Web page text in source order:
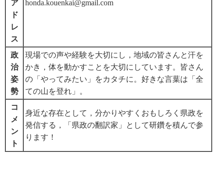
ア
ド
レ
ス
honda.kouenkai@gmail.com
政
治
姿
勢
現場での声や経験を大切にし，地域の皆さんと汗を
かき，体を動かすことを大切にしています。皆さん
の「やってみたい」をカタチに。好きな言葉は「全
ての山を登れ」。
コ
メ
ン
ト
身近な存在として，分かりやすくおもしろく県政を
発信する，「県政の翻訳家」として研鑽を積んで参
ります！